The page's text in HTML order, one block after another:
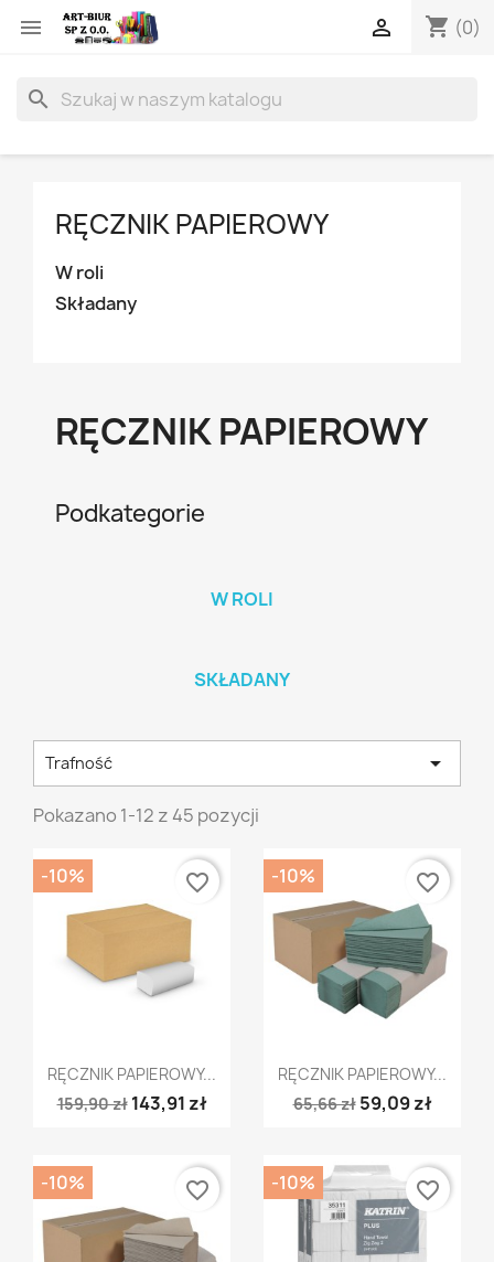
 shopping_cart (0)

search
RĘCZNIK PAPIEROWY
W roli
Składany
RĘCZNIK PAPIEROWY
Podkategorie
W ROLI
SKŁADANY
Trafność 
Pokazano 1-12 z 45 pozycji
Szybki podgląd
RĘCZNIK PAPIEROWY...
159,90 zł 143,91 zł
-10% favorite_border
Szybki podgląd
RĘCZNIK PAPIEROWY...
65,66 zł 59,09 zł
-10% favorite_border
-10% favorite_border -10% favorite_border